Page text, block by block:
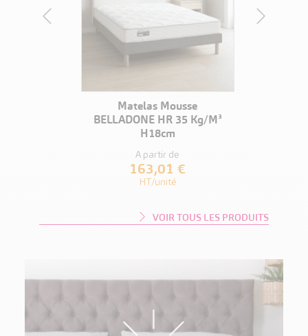
VOIR LE PRODUIT
Matelas Mousse
BELLADONE HR 35 Kg/m³
H18cm
A partir de
163,01 €
HT/unité
VOIR TOUS LES PRODUITS